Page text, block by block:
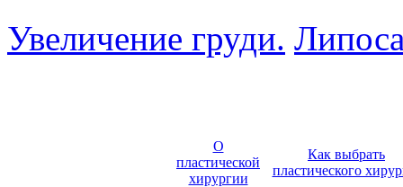
Увеличение груди.
О
пластической
хирургии
Как выбрать
пластического